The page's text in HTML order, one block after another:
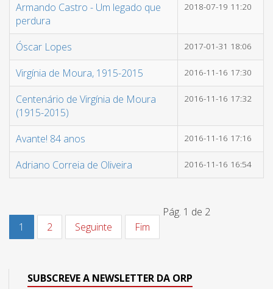
Armando Castro - Um legado que
perdura
2018-07-19 11:20
Óscar Lopes 2017-01-31 18:06
Virgínia de Moura, 1915-2015 2016-11-16 17:30
Centenário de Virgínia de Moura
(1915-2015)
2016-11-16 17:32
Avante! 84 anos 2016-11-16 17:16
Adriano Correia de Oliveira 2016-11-16 16:54
Pág. 1 de 2
1
2 Seguinte Fim
SUBSCREVE A NEWSLETTER DA ORP